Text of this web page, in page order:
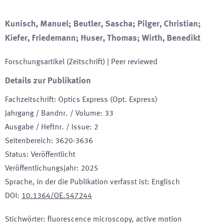
Kunisch, Manuel; Beutler, Sascha; Pilger, Christian;
Kiefer, Friedemann; Huser, Thomas; Wirth, Benedikt
Forschungsartikel (Zeitschrift) | Peer reviewed
Details zur Publikation
Fachzeitschrift: Optics Express (Opt. Express)
Jahrgang / Bandnr. / Volume: 33
Ausgabe / Heftnr. / Issue: 2
Seitenbereich: 3620-3636
Status: Veröffentlicht
Veröffentlichungsjahr: 2025
Sprache, in der die Publikation verfasst ist: Englisch
DOI : 10.1364/OE.547244
Stichwörter: fluorescence microscopy, active motion